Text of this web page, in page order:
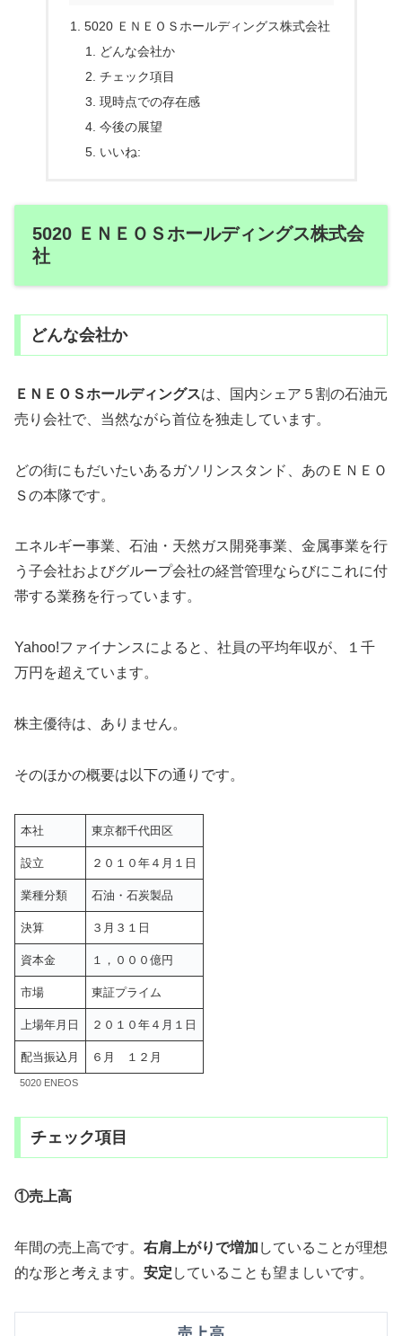
5020 ＥＮＥＯＳホールディングス株式会社
どんな会社か
チェック項目
現時点での存在感
今後の展望
いいね:
5020 ＥＮＥＯＳホールディングス株式会
社
どんな会社か
ＥＮＥＯＳホールディングスは、国内シェア５割の石油元
売り会社で、当然ながら首位を独走しています。
どの街にもだいたいあるガソリンスタンド、あのＥＮＥＯ
Ｓの本隊です。
エネルギー事業、石油・天然ガス開発事業、金属事業を行
う子会社およびグループ会社の経営管理ならびにこれに付
帯する業務を行っています。
Yahoo!ファイナンスによると、社員の平均年収が、１千
万円を超えています。
株主優待は、ありません。
そのほかの概要は以下の通りです。
本社 東京都千代田区
設立 ２０１０年４月１日
業種分類 石油・石炭製品
決算 ３月３１日
資本金 １，０００億円
市場 東証プライム
上場年月日 ２０１０年４月１日
配当振込月 ６月 １２月
5020 ENEOS
チェック項目
①売上高
年間の売上高です。 右肩上がりで増加 していることが理想
的な形と考えます。 安定 していることも望ましいです。